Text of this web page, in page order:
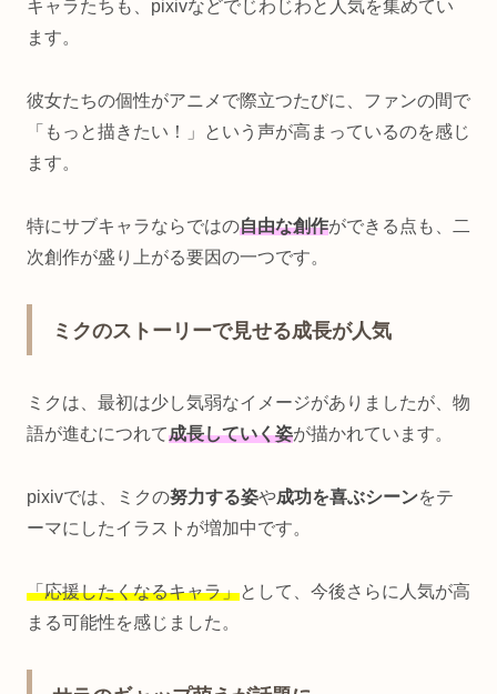
キャラたちも、pixivなどでじわじわと人気を集めてい
ます。
彼女たちの個性がアニメで際立つたびに、ファンの間で
「もっと描きたい！」という声が高まっているのを感じ
ます。
特にサブキャラならではの自由な創作ができる点も、二
次創作が盛り上がる要因の一つです。
ミクのストーリーで見せる成長が人気
ミクは、最初は少し気弱なイメージがありましたが、物
語が進むにつれて成長していく姿が描かれています。
pixivでは、ミクの努力する姿や成功を喜ぶシーンをテ
ーマにしたイラストが増加中です。
「応援したくなるキャラ」として、今後さらに人気が高
まる可能性を感じました。